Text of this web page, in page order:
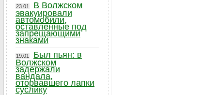
23.01
В Волжском
эвакуировали
автомобили,
оставленные под
запрещающими
знаками
19.01
Был пьян: в
Волжском
задержали
вандала,
оторвавшего лапки
суслику